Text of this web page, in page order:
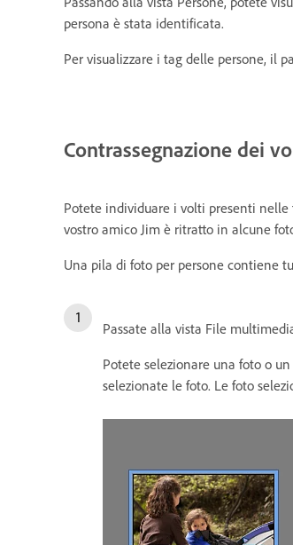
persona è stata identificata.
Per visualizzare i tag delle persone, il
Contrassegnazione dei
Potete individuare i volti presenti nelle
vostro amico Jim è ritratto in alcune
Una pila di foto per persone contiene
Passate alla vista File
Potete selezionare una foto o
selezionate le foto. Le foto